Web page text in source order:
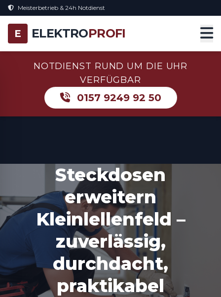
Meisterbetrieb & 24h Notdienst
E ELEKTROPROFI
NOTDIENST RUND UM DIE UHR
VERFÜGBAR
0157 9249 92 50
Steckdosen
erweitern
Kleinlellenfeld –
zuverlässig,
durchdacht,
praktikabel